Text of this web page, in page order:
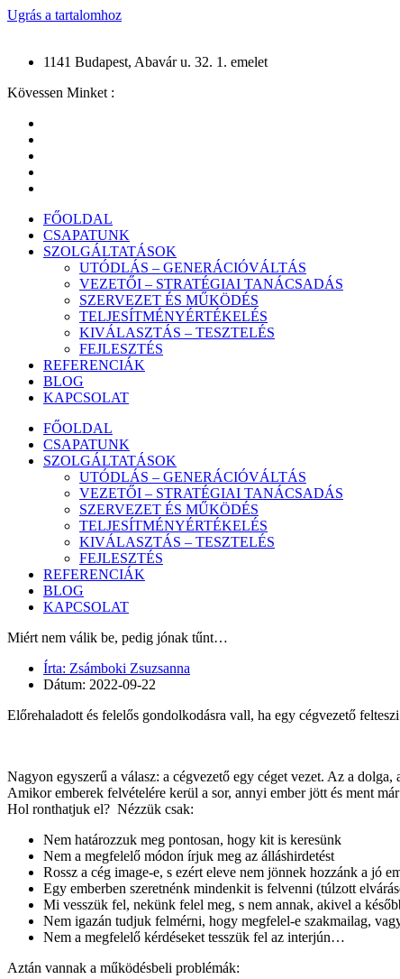
Ugrás a tartalomhoz
1141 Budapest, Abavár u. 32. 1. emelet
Kövessen Minket :
FŐOLDAL
CSAPATUNK
SZOLGÁLTATÁSOK
UTÓDLÁS – GENERÁCIÓVÁLTÁS
VEZETŐI – STRATÉGIAI TANÁCSADÁS
SZERVEZET ÉS MŰKÖDÉS
TELJESÍTMÉNYÉRTÉKELÉS
KIVÁLASZTÁS – TESZTELÉS
FEJLESZTÉS
REFERENCIÁK
BLOG
KAPCSOLAT
FŐOLDAL
CSAPATUNK
SZOLGÁLTATÁSOK
UTÓDLÁS – GENERÁCIÓVÁLTÁS
VEZETŐI – STRATÉGIAI TANÁCSADÁS
SZERVEZET ÉS MŰKÖDÉS
TELJESÍTMÉNYÉRTÉKELÉS
KIVÁLASZTÁS – TESZTELÉS
FEJLESZTÉS
REFERENCIÁK
BLOG
KAPCSOLAT
Miért nem válik be, pedig jónak tűnt…
Írta: Zsámboki Zsuzsanna
Dátum: 2022-09-22
Előrehaladott és felelős gondolkodásra vall, ha egy cégvezető
Nagyon egyszerű a válasz: a cégvezető egy céget vezet. Az a dolga,
Amikor emberek felvételére kerül a sor, annyi ember jött és ment
Hol ronthatjuk el? Nézzük csak:
Nem határozzuk meg pontosan, hogy kit is keresünk
Nem a megfelelő módon írjuk meg az álláshirdetést
Rossz a cég image-e, s ezért eleve nem jönnek hozzánk a jó
Egy emberben szeretnénk mindenkit is felvenni (túlzott
Mi vesszük fel, nekünk felel meg, s nem annak, akivel a
Nem igazán tudjuk felmérni, hogy megfelel-e szakmailag,
Nem a megfelelő kérdéseket tesszük fel az interjún…
Aztán vannak a működésbeli problémák: